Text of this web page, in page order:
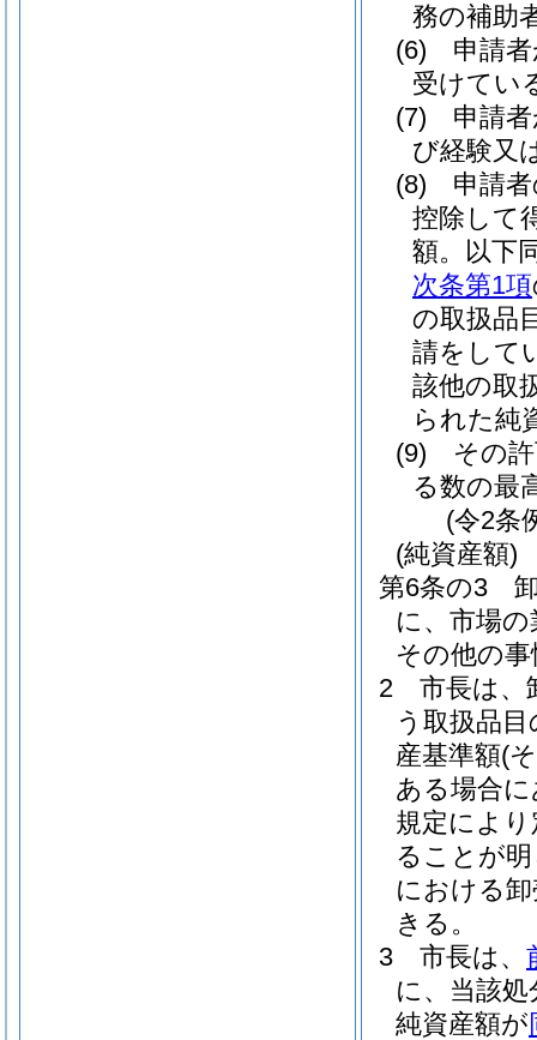
務の補助
(6)
申請
受けてい
(7)
申請
び経験又
(8)
申請
控除して
額。以下
次条第1項
の取扱品
請をして
該他の取
られた純
(9)
その
る数の最
(令2条
(純資産額)
第6条の3
に、市場
その他の
2
市長は、
う取扱品
産基準額(
ある場合
規定によ
ることが
における
きる。
3
市長は、
に、当該
純資産額が